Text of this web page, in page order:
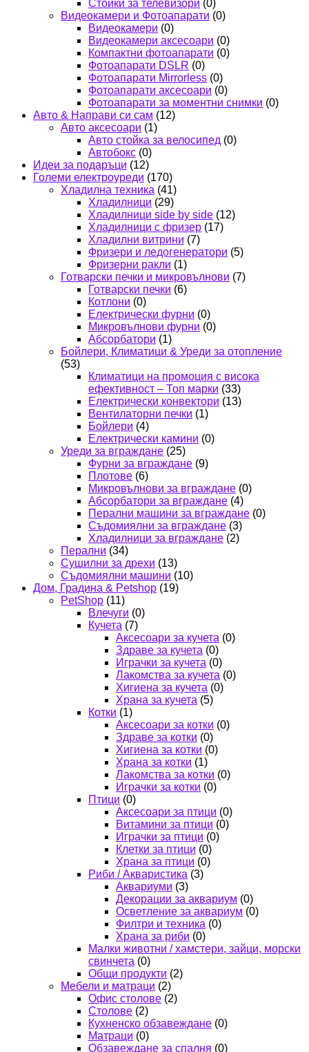
Стойки за телевизори (0)
Видеокамери и Фотоапарати (0)
Видеокамери (0)
Видеокамери аксесоари (0)
Компактни фотоапарати (0)
Фотоапарати DSLR (0)
Фотоапарати Mirrorless (0)
Фотоапарати аксесоари (0)
Фотоапарати за моментни снимки (0)
Авто & Направи си сам (12)
Авто аксесоари (1)
Авто стойка за велосипед (0)
Автобокс (0)
Идеи за подаръци (12)
Големи електроуреди (170)
Хладилна техника (41)
Хладилници (29)
Хладилници side by side (12)
Хладилници с фризер (17)
Хладилни витрини (7)
Фризери и ледогенератори (5)
Фризерни ракли (1)
Готварски печки и микровълнови (7)
Готварски печки (6)
Котлони (0)
Електрически фурни (0)
Микровълнови фурни (0)
Абсорбатори (1)
Бойлери, Климатици & Уреди за отопление
(53)
Климатици на промоция с висока
ефективност – Топ марки (33)
Електрически конвектори (13)
Вентилаторни печки (1)
Бойлери (4)
Електрически камини (0)
Уреди за вграждане (25)
Фурни за вграждане (9)
Плотове (6)
Микровълнови за вграждане (0)
Абсорбатори за вграждане (4)
Перални машини за вграждане (0)
Съдомиялни за вграждане (3)
Хладилници за вграждане (2)
Перални (34)
Сушилни за дрехи (13)
Съдомиялни машини (10)
Дом, Градина & Petshop (19)
PetShop (11)
Влечуги (0)
Кучета (7)
Аксесоари за кучета (0)
Здраве за кучета (0)
Играчки за кучета (0)
Лакомства за кучета (0)
Хигиена за кучета (0)
Храна за кучета (5)
Котки (1)
Аксесоари за котки (0)
Здраве за котки (0)
Хигиена за котки (0)
Храна за котки (1)
Лакомства за котки (0)
Играчки за котки (0)
Птици (0)
Аксесоари за птици (0)
Витамини за птици (0)
Играчки за птици (0)
Клетки за птици (0)
Храна за птици (0)
Риби / Акваристика (3)
Аквариуми (3)
Декорации за аквариум (0)
Осветление за аквариум (0)
Филтри и техника (0)
Храна за риби (0)
Малки животни / хамстери, зайци, морски
свинчета (0)
Общи продукти (2)
Мебели и матраци (2)
Офис столове (2)
Столове (2)
Кухненско обзавеждане (0)
Матраци (0)
Обзавеждане за спалня (0)